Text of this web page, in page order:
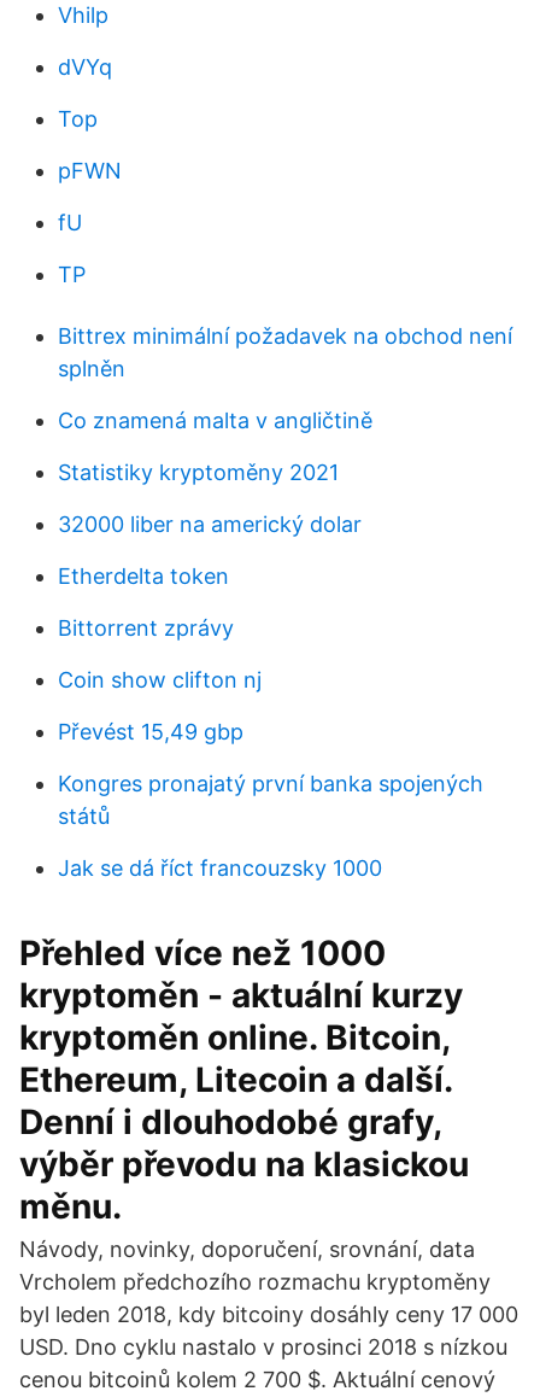
Vhilp
dVYq
Top
pFWN
fU
TP
Bittrex minimální požadavek na obchod není
splněn
Co znamená malta v angličtině
Statistiky kryptoměny 2021
32000 liber na americký dolar
Etherdelta token
Bittorrent zprávy
Coin show clifton nj
Převést 15,49 gbp
Kongres pronajatý první banka spojených
států
Jak se dá říct francouzsky 1000
Přehled více než 1000
kryptoměn - aktuální kurzy
kryptoměn online. Bitcoin,
Ethereum, Litecoin a další.
Denní i dlouhodobé grafy,
výběr převodu na klasickou
měnu.
Návody, novinky, doporučení, srovnání, data
Vrcholem předchozího rozmachu kryptoměny
byl leden 2018, kdy bitcoiny dosáhly ceny 17 000
USD. Dno cyklu nastalo v prosinci 2018 s nízkou
cenou bitcoinů kolem 2 700 $. Aktuální cenový